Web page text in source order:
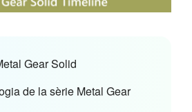
Gear Solid
de la sèrie Metal Gear